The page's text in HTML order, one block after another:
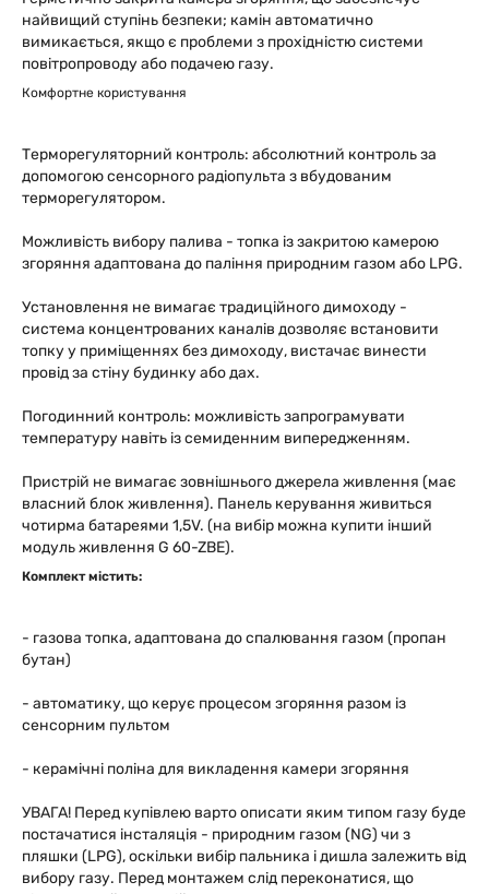
найвищий ступінь безпеки; камін автоматично
вимикається, якщо є проблеми з прохідністю системи
повітропроводу або подачею газу.
Комфортне користування
Терморегуляторний контроль: абсолютний контроль за
допомогою сенсорного радіопульта з вбудованим
терморегулятором.
Можливість вибору палива - топка із закритою камерою
згоряння адаптована до паління природним газом або LPG.
Установлення не вимагає традиційного димоходу -
система концентрованих каналів дозволяє встановити
топку у приміщеннях без димоходу, вистачає винести
провід за стіну будинку або дах.
Погодинний контроль: можливість запрограмувати
температуру навіть із семиденним випередженням.
Пристрій не вимагає зовнішнього джерела живлення (має
власний блок живлення). Панель керування живиться
чотирма батареями 1,5V. (на вибір можна купити інший
модуль живлення G 60-ZBE).
Комплект містить:
- газова топка, адаптована до спалювання газом (пропан
бутан)
- автоматику, що керує процесом згоряння разом із
сенсорним пультом
- керамічні поліна для викладення камери згоряння
УВАГА! Перед купівлею варто описати яким типом газу буде
постачатися інсталяція - природним газом (NG) чи з
пляшки (LPG), оскільки вибір пальника і дишла залежить від
вибору газу. Перед монтажем слід переконатися, що